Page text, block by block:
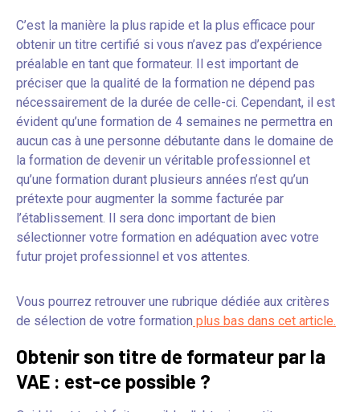
C’est la manière la plus rapide et la plus efficace pour
obtenir un titre certifié si vous n’avez pas d’expérience
préalable en tant que formateur. Il est important de
préciser que la qualité de la formation ne dépend pas
nécessairement de la durée de celle-ci. Cependant, il est
évident qu’une formation de 4 semaines ne permettra en
aucun cas à une personne débutante dans le domaine de
la formation de devenir un véritable professionnel et
qu’une formation durant plusieurs années n’est qu’un
prétexte pour augmenter la somme facturée par
l’établissement. Il sera donc important de bien
sélectionner votre formation en adéquation avec votre
futur projet professionnel et vos attentes.
Vous pourrez retrouver une rubrique dédiée aux critères
de sélection de votre formation plus bas dans cet article.
Obtenir son titre de formateur par la
VAE : est-ce possible ?